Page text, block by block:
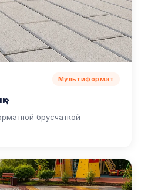
Мультиформат
брусчаткой —